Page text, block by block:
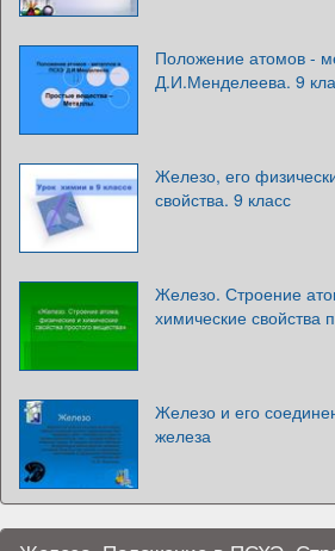
Положение атомов -
Д.И.Менделеева. 9
Железо, его
свойства. 9 класс
Железо. Строение
химические свойства
Железо и его
железа